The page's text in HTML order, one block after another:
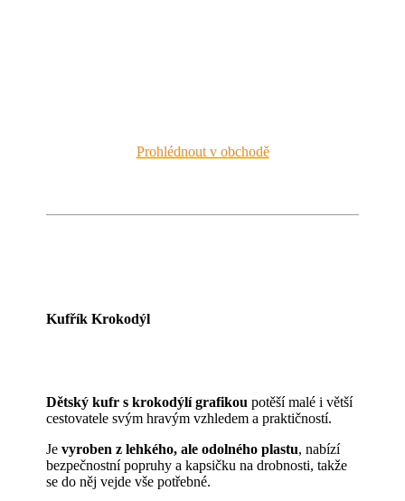
Prohlédnout v obchodě
Kufřík Krokodýl
Dětský kufr s krokodýlí grafikou potěší malé i větší
cestovatele svým hravým vzhledem a praktičností.
Jevyroben z lehkého, ale odolného plastu, nabízí
bezpečnostní popruhy a kapsičku na drobnosti, takže
se do něj vejde vše potřebné.